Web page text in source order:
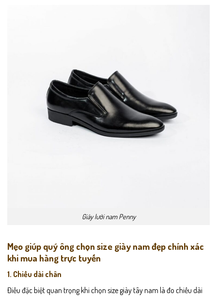
Giày lười nam Penny
Mẹo giúp quý ông chọn size giày nam đẹp chính xác
khi mua hàng trực tuyến
1. Chiều dài chân
Điều đặc biệt quan trọng khi chọn size giày tây nam là đo chiều dài